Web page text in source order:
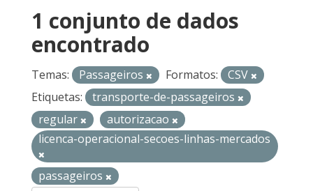
1 conjunto de dados
encontrado
Temas: Passageiros Formatos:
CSV
Etiquetas:
transporte-de-passageiros
regular
autorizacao
licenca-operacional-secoes-linhas-mercados
passageiros